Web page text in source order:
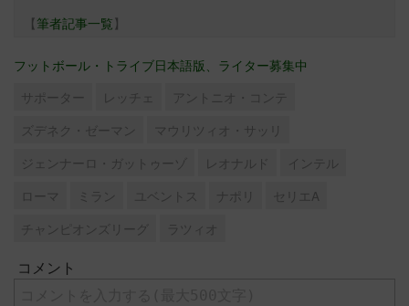
【筆者記事一覧】
フットボール・トライブ日本語版、ライター募集中
サポーター レッチェ
アントニオ・コンテ
ズデネク・ゼーマン
マウリツィオ・サッリ
ジェンナーロ・ガットゥーゾ
レオナルド
インテル
ローマ
ミラン ユベントス ナポリ
セリエA
チャンピオンズリーグ
ラツィオ